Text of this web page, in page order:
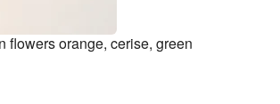
flowers orange, cerise, green